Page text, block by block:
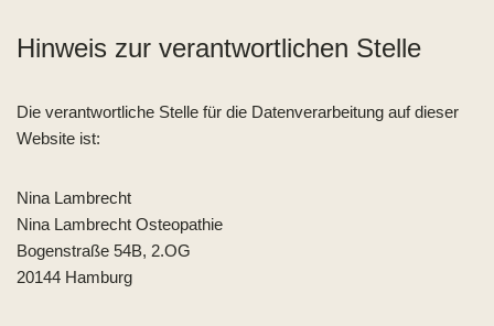
Hinweis zur verantwortlichen Stelle
Die verantwortliche Stelle für die Datenverarbeitung auf dieser
Website ist:
Nina Lambrecht
Nina Lambrecht Osteopathie
Bogenstraße 54B, 2.OG
20144 Hamburg